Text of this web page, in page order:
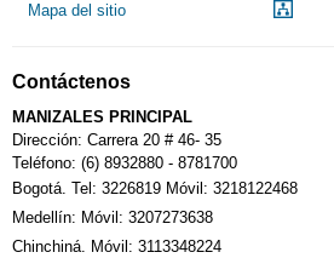
Mapa del sitio
Contáctenos
MANIZALES PRINCIPAL
Dirección: Carrera 20 # 46- 35
Teléfono: (6) 8932880 - 8781700
Bogotá. Tel: 3226819 Móvil: 3218122468
Medellín: Móvil: 3207273638
Chinchiná. Móvil: 3113348224